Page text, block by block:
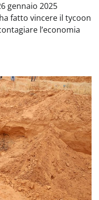
gennaio 2025
fatto vincere il tycoon
l’economia